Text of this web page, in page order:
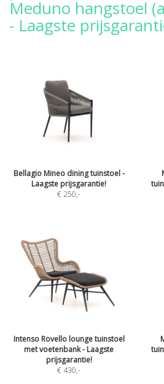
Meduno hangstoel
- Laagste
Bellagio Mineo dining tuinstoel -
Laagste prijsgarantie!
€ 250,-
Intenso Rovello lounge tuinstoel
met voetenbank - Laagste
prijsgarantie!
€ 430,-